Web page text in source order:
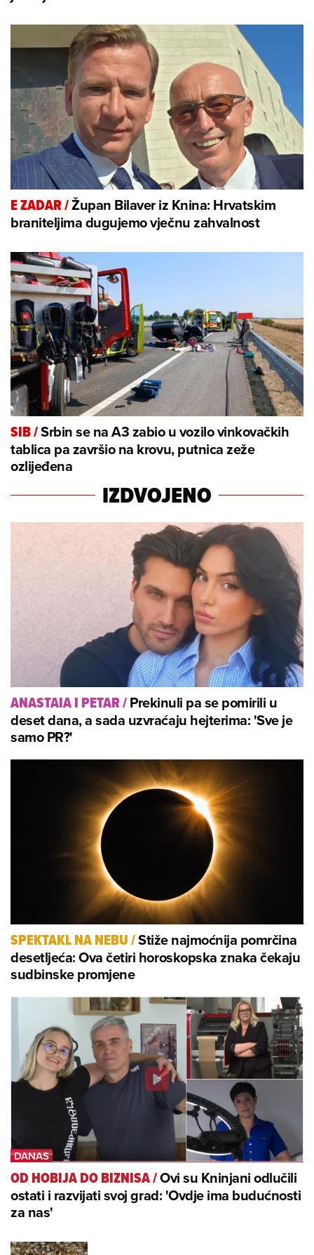
E ZADAR/Župan Bilaver iz Knina: Hrvatskim
braniteljima dugujemo vječnu zahvalnost
SIB/Srbin se na A3 zabio u vozilo vinkovačkih
tablica pa završio na krovu, putnica zeže
ozlijeđena
IZDVOJENO
ANASTAIA I PETAR/Prekinuli pa se pomirili u
deset dana, a sada uzvraćaju hejterima: 'Sve je
samo PR?'
SPEKTAKL NA NEBU/Stiže najmoćnija pomrčina
desetljeća: Ova četiri horoskopska znaka čekaju
sudbinske promjene
OD HOBIJA DO BIZNISA/Ovi su Kninjani odlučili
ostati i razvijati svoj grad: 'Ovdje ima budućnosti
za nas'